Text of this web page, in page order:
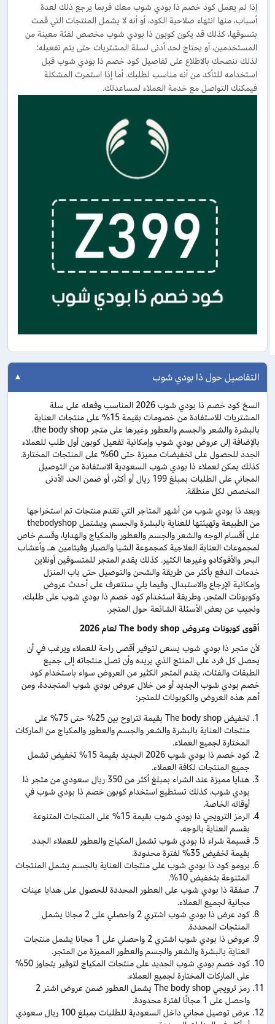
إذا لم يعمل كود خصم ذا بودي شوب معك فربما يرجع ذلك لعدة
أسباب، منها انتهاء صلاحية الكود، أو أنه لا يشمل المنتجات التي قمت
بتسوقها، كذلك قد يكون كوبون ذا بودي شوب مخصص لفئة معينة من
المستخدمين، أو يحتاج لحد أدنى لسلة المشتريات حتى يتم تفعيله؛
لذلك ننصحك بالاطلاع على تفاصيل كود خصم ذا بودي شوب قبل
استخدامه للتأكد من أنه مناسب لطلبك. أما إذا استمرت المشكلة
فيمكنك التواصل مع خدمة العملاء لمساعدتك.
التفاصيل حول ذا بودي شوب
انسخ كود خصم ذا بودي شوب 2026 المناسب وفعله على سلة
المشتريات للاستفادة من خصومات بقيمة 15% على منتجات العناية
بالبشرة والشعر والجسم والعطور وغيرها على متجر the body shop،
بالإضافة إلى عروض بودي شوب وإمكانية تفعيل كوبون أول طلب للعملاء
الجدد للحصول على تخفيضات مميزة حتى 60% على المنتجات المختارة.
كذلك يمكن لعملاء ذا بودي شوب السعودية الاستفادة من التوصيل
المجاني على الطلبات بمبلغ 199 ريال أو أكثر، أو ضمن الحد الأدنى
المخصص لكل منطقة.
ويعد ذا بودي شوب من أشهر المتاجر التي تقدم منتجات تم استخراجها
من الطبيعة وتهيئتها للعناية بالبشرة والجسم، ويشتمل thebodyshop
على أقسام الوجه والشعر والجسم والعطور والمكياج والهدايا، وقسم خاص
لمجموعات العناية العلاجية كمجموعة الشيا والصبار وفيتامين هـ وأعشاب
البحر والأفوكادو وغيرها الكثير. كذلك يقدم المتجر للمتسوقين أونلاين
خدمات الدفع بأكثر من طريقة والشحن والتوصيل حتى باب المنزل
وإمكانية الإرجاع والاستبدال. وفيما يلي سنتعرف على أحدث عروض
وكوبونات المتجر، وطريقة استخدام كود خصم ذا بودي شوب على طلبك،
ونجيب عن بعض الأسئلة الشائعة حول المتجر.
أقوى كوبونات وعروض The body shopلعام 2026
لأن متجر ذا بودي شوب يسعى لتوفير أقصى راحة للعملاء ويرغب في أن
يحصل كل فرد على المنتج الذي يريده وأن تصل منتجاته إلى جميع
الطبقات والفئات، يقدم المتجر الكثير من العروض سواء باستخدام كود
خصم بودي شوب الجديد أو من خلال عروض بودي شوب المتجددة، ومن
أهم هذه العروض والكوبونات للمتجر:
تخفيض The body shop بقيمة تتراوح بين 25% حتى 75% على
منتجات العناية بالبشرة والشعر والجسم والعطور والمكياج من الماركات
المختارة لجميع العملاء.
كود خصم ذا بودي شوب 2026 الجديد بقيمة 15% تخفيض تشمل
جميع المنتجات لكافة العملاء.
هدايا مميزة عند الشراء بمبلغ أكثر من 350 ريال سعودي من متجر ذا
بودي شوب، كذلك تستطيع استخدام كوبون خصم ذا بودي شوب في
أوقاته الخاصة.
الرمز الترويجي ذا بودي شوب بقيمة 15% على المنتجات المتنوعة
بقسم العناية بالوجه.
قسيمة شراء ذا بودي شوب تشمل المكياج والعطور للعملاء الجدد
بقيمة تخفيض 35% لفترة محدودة.
برومو كود ذا بودي شوب على منتجات العناية بالجسم يشمل المنتجات
المتنوعة بتخفيض 10%.
صفقة ذا بودي شوب على العطور المحددة للحصول على هدايا عينات
مجانية لجميع العملاء.
كود عرض ذا بودي شوب اشتري 2 واحصلي على 2 مجانا يشمل
المنتجات المحددة.
عروض ذا بودي شوب اشتري 2 واحصلي على 1 مجانا يشمل منتجات
العناية بالبشرة والشعر والجسم والعطور المميزة من المتجر.
كود خصم بودي شوب الجديد على منتجات المكياج لتوفير يتجاوز 50%
على الماركات المختارة لجميع العملاء.
رمز ترويجي The body shop يشمل العطور ضمن عروض اشتر 2
واحصل على 1 مجانًا لفترة محدودة.
عرض توصيل مجاني داخل السعودية للطلبات بمبلغ 100 ريال سعودي